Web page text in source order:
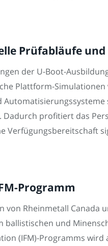
Prüfabläufe und
der U-Boot-
Plattform-
profitiert das
Verfügungsbereitschaft
Programm
von Rheinmetall Canada
ballistischen und
(IFM)-Programms